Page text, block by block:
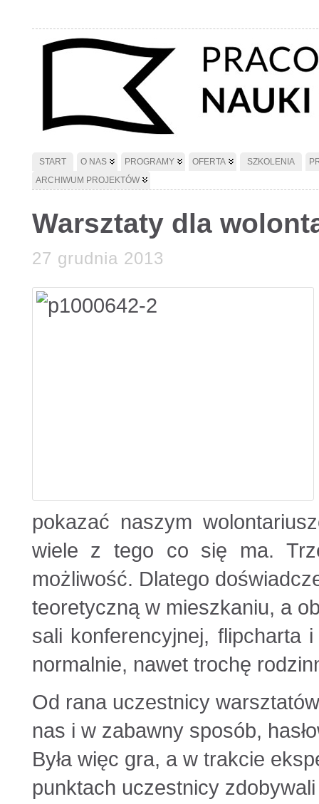
START O NAS PROGRAMY OFERTA SZKOLENIA
ARCHIWUM PROJEKTÓW
Warsztaty dla
27 grudnia 2013
pokazać naszym
wiele z tego co się ma.
możliwość. Dlatego
teoretyczną w mieszkaniu, a
sali konferencyjnej, flipcharta
normalnie, nawet trochę
Od rana uczestnicy
nas i w zabawny sposób,
Była więc gra, a w trakcie
punktach uczestnicy